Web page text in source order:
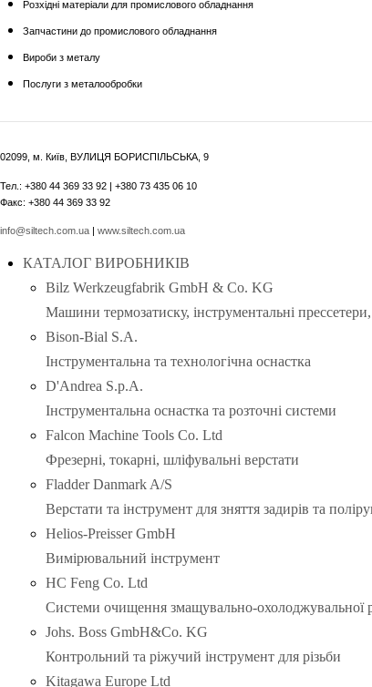
Розхідні матеріали для промислового обладнання
Запчастини до промислового обладнання
Вироби з металу
Послуги з металообробки
02099, м. Київ, ВУЛИЦЯ БОРИСПІЛЬСЬКА, 9
Тел.: +380 44 369 33 92 | +380 73 435 06 10
Факс: +380 44 369 33 92
info@siltech.com.ua | www.siltech.com.ua
КАТАЛОГ ВИРОБНИКІВ
Bilz Werkzeugfabrik GmbH & Co. KG
Машини термозатиску, інструментальні
Bison-Bial S.A.
Інструментальна та технологічна оснастка
D'Andrea S.p.A.
Інструментальна оснастка та розточні системи
Falcon Machine Tools Co. Ltd
Фрезерні, токарні, шліфувальні верстати
Fladder Danmark A/S
Верстати та інструмент для зняття задирів та
Helios-Preisser GmbH
Вимірювальний інструмент
HC Feng Co. Ltd
Системи очищення змащувально-охолоджувальної
Johs. Boss GmbH&Co. KG
Контрольний та ріжучий інструмент для різьби
Kitagawa Europe Ltd